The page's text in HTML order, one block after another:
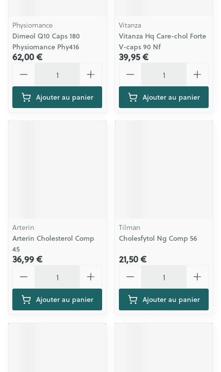
Physiomance
Dimeol Q10 Caps 180
Physiomance Phy416
62,00 €
Ajouter au panier
Vitanza
Vitanza Hq Care-chol Forte
V-caps 90 Nf
39,95 €
Ajouter au panier
Arterin
Arterin Cholesterol Comp
45
36,99 €
Ajouter au panier
Tilman
Cholesfytol Ng Comp 56
21,50 €
Ajouter au panier